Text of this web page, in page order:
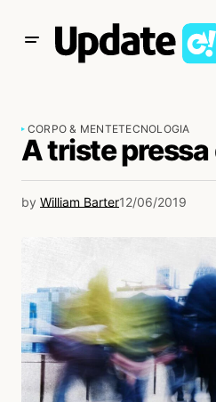
CORPO & MENTETECNOLOGIA
A triste pressa
by William Barter12/06/2019